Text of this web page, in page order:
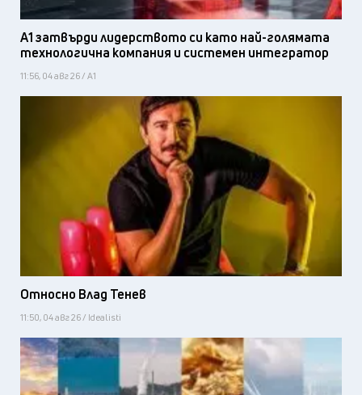
А1 затвърди лидерството си като най-голямата
технологична компания и системен интегратор
11:56, 04 авг 26 / А1
Относно Влад Тенев
11:50, 04 авг 26 / Idealisti